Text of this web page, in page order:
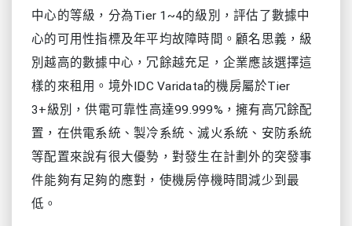
中心的等級，分為Tier 1~4的級別，評估了數據中
心的可用性指標及年平均故障時間。顧名思義，級
別越高的數據中心，冗餘越充足，企業應該選擇這
樣的來租用。境外IDC Varidata的機房屬於Tier
3+級別，供電可靠性高達99.999%，擁有高冗餘配
置，在供電系統、製冷系統、滅火系統、安防系統
等配置來說有很大優勢，對發生在計劃外的突發事
件能夠有足夠的應對，使機房停機時間減少到最
低。